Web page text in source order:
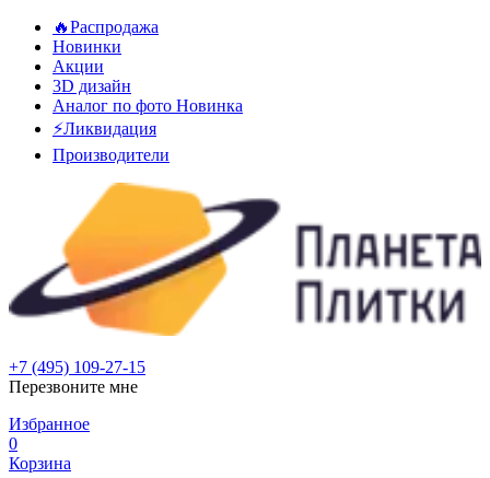
🔥Распродажа
Новинки
Акции
3D дизайн
Аналог по фото Новинка
⚡Ликвидация
Производители
+7 (495) 109-27-15
Перезвоните мне
Избранное
0
Корзина